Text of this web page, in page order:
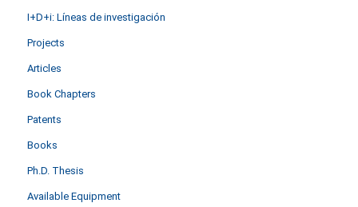
I+D+i: Líneas de investigación
Projects
Articles
Book Chapters
Patents
Books
Ph.D. Thesis
Available Equipment